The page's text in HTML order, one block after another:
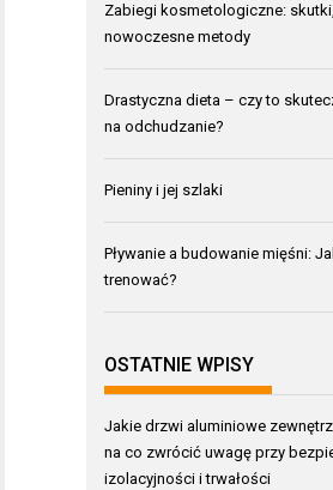
Zabiegi kosmetologiczne:
nowoczesne metody
Drastyczna dieta – czy to
na odchudzanie?
Pieniny i jej szlaki
Pływanie a budowanie mięśni:
trenować?
OSTATNIE WPISY
Jakie drzwi aluminiowe
na co zwrócić uwagę przy
izolacyjności i trwałości